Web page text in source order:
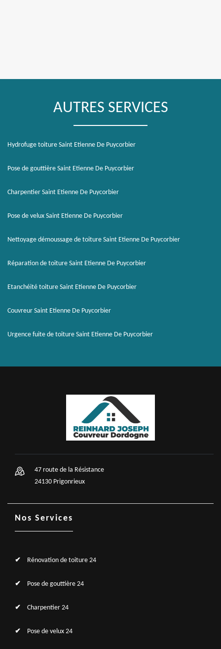
AUTRES SERVICES
Hydrofuge toiture Saint Etienne De Puycorbier
Pose de gouttière Saint Etienne De Puycorbier
Charpentier Saint Etienne De Puycorbier
Pose de velux Saint Etienne De Puycorbier
Nettoyage démoussage de toiture Saint Etienne De Puycorbier
Réparation de toiture Saint Etienne De Puycorbier
Etanchéité toiture Saint Etienne De Puycorbier
Couvreur Saint Etienne De Puycorbier
Urgence fuite de toiture Saint Etienne De Puycorbier
47 route de la Résistance
24130 Prigonrieux
Nos Services
Rénovation de toiture 24
Pose de gouttière 24
Charpentier 24
Pose de velux 24